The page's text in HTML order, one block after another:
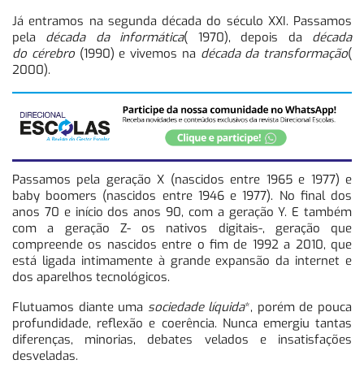
Já entramos na segunda década do século XXI. Passamos
pela década da informática( 1970), depois da década
do cérebro(1990) e vivemos na década da transformação(
2000).
Passamos pela geração X (nascidos entre 1965 e 1977) e
baby boomers (nascidos entre 1946 e 1977). No final dos
anos 70 e início dos anos 90, com a geração Y. E também
com a geração Z- os nativos digitais-, geração que
compreende os nascidos entre o fim de 1992 a 2010, que
está ligada intimamente à grande expansão da internet e
dos aparelhos tecnológicos.
Flutuamos diante uma sociedade líquida*, porém de pouca
profundidade, reflexão e coerência. Nunca emergiu tantas
diferenças, minorias, debates velados e insatisfações
desveladas.